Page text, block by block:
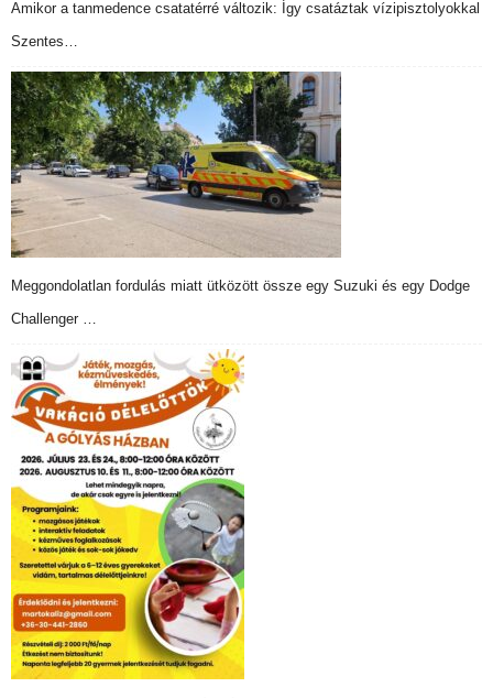
Amikor a tanmedence csatatérré változik: Így csatáztak vízipisztolyokkal
Szentes…
Meggondolatlan fordulás miatt ütközött össze egy Suzuki és egy Dodge
Challenger …